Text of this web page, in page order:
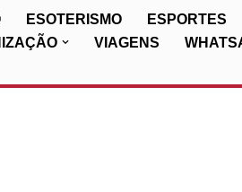
ESOTERISMO
ESPORTES
VIAGENS